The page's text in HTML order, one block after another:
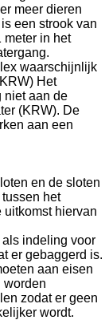
meer dieren
een strook van
meter in het
waarschijnlijk
Het
niet aan de
(KRW). De
aan een
en de sloten
het
uitkomst hiervan
indeling voor
er gebaggerd is.
aan eisen
worden
zodat er geen
wordt.